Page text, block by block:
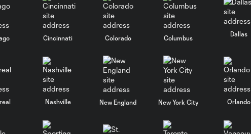
Cincinnati Colorado Columbus
Dallas
Nashville New England New York City Orlando